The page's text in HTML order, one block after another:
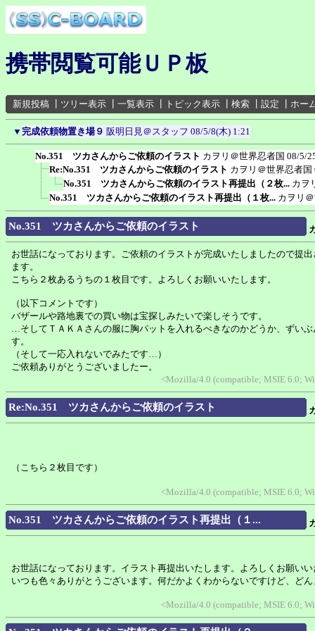
携帯閲覧可能ＵＰ板
新規投稿 ツリー表示 一覧表示 トピック表示 検索 設定 ホー
▼ 完成依頼物置き場９ 阪明日見＠スタッフ 08/5/8(木) 1:21
No.351 ツカさんからご依頼のイラスト カヲリ＠世界忍者国 08/5/
Re:No.351 ツカさんからご依頼のイラスト カヲリ＠世界忍者国
No.351 ツカさんからご依頼のイラスト再提出（２枚... カヲ
No.351 ツカさんからご依頼のイラスト再提出（１枚... カヲリ
No.351 ツカさんからご依頼のイラスト
お世話になっております。ご依頼のイラストが完成いたしましたので提
ます。
こちら２枚あるうちの１枚目です。よろしくお願いいたします。
（以下コメントです）
バザールや路地裏での買い物は宝探しみたいで楽しそうです。
…そしてＴＡＫＡさんの服に胸パットを入れるべきなのかどうか、ずい
す。
（そして一応入れないでみたです…）
ご依頼ありがとうございましたー。
<Mozilla/4.0 (compatible; MSIE 6.0;
Re:No.351 ツカさんからご依頼のイラスト
（こちら２枚目です）
<Mozilla/4.0 (compatible; MSIE 6.0;
No.351 ツカさんからご依頼のイラスト再提出（１...
お世話になっております。イラスト再提出いたします。よろしくお願い
いつも色々ありがとうございます。何だかよくわからないですけど、ど
<Mozilla/4.0 (compatible; MSIE 6.0;